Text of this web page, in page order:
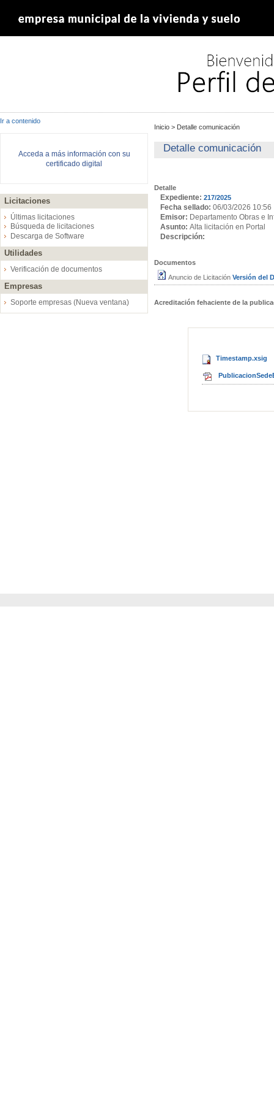
Ir a contenido
Acceda a más información con su
certificado digital
Licitaciones
Últimas licitaciones
Búsqueda de licitaciones
Descarga de Software
Utilidades
Verificación de documentos
Empresas
Soporte empresas (Nueva ventana)
Inicio > Detalle comunicación
Detalle comunicación
Detalle
Expediente: 217/2025
Fecha sellado: 06/03/2026 10:56
Emisor: Departamento Obras e
Asunto: Alta licitación en Portal
Descripción:
Documentos
Anuncio de Licitación Versión del
Acreditación fehaciente de la
Timestamp.xsig